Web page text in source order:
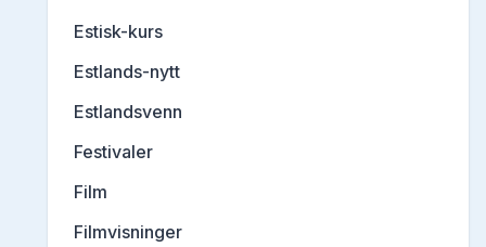
Estisk-kurs
Estlands-nytt
Estlandsvenn
Festivaler
Film
Filmvisninger